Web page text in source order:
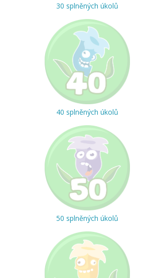
30 splněných úkolů
40 splněných úkolů
50 splněných úkolů